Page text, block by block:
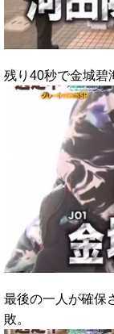
残り40秒で金城碧
最後の一人が確保
敗。